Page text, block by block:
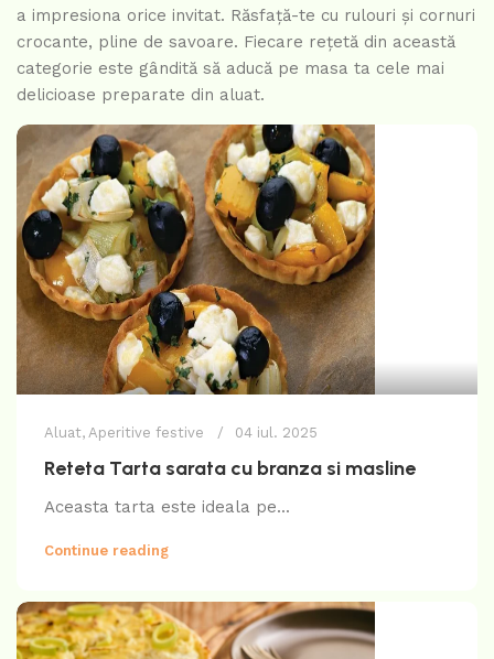
a impresiona orice invitat. Răsfață-te cu rulouri și cornuri
crocante, pline de savoare. Fiecare rețetă din această
categorie este gândită să aducă pe masa ta cele mai
delicioase preparate din aluat.
Aluat, Aperitive festive 04 iul. 2025
Reteta Tarta sarata cu branza si masline
Aceasta tarta este ideala pe...
Continue reading